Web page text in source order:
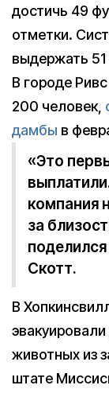
достичь 49
отметки.
выдержать 51
В городе
200 человек,
дамбы в
«Это
компания
за
Скотт.
В
животных из
штате